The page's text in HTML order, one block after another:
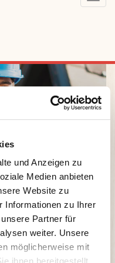
und Anzeigen zu
Medien anbieten
Website zu
Informationen zu Ihrer
Partner für
weiter. Unsere
möglicherweise mit